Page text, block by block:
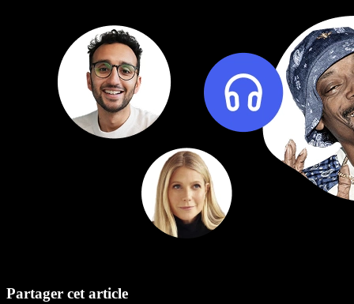
Partager cet article